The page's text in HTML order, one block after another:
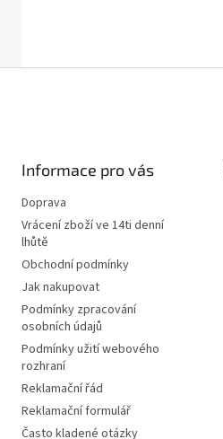
Informace pro vás
Doprava
Vrácení zboží ve 14ti denní
lhůtě
Obchodní podmínky
Jak nakupovat
Podmínky zpracování
osobních údajů
Podmínky užití webového
rozhraní
Reklamační řád
Reklamační formulář
Často kladené otázky